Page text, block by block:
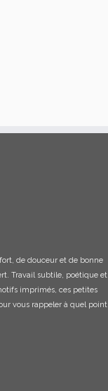
de douceur et de bonne
Travail subtile, poétique et
imprimés, ces petites
vous rappeler à quel point